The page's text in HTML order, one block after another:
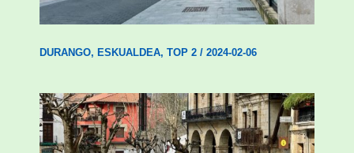
ordenantza izango du Durangok
DURANGO, ESKUALDEA, TOP 2/ 2024-02-06